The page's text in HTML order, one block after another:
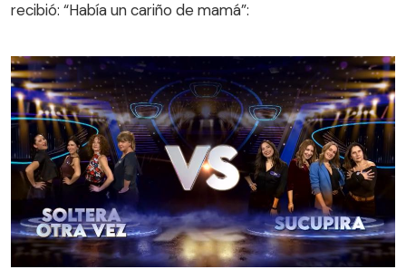
recibió: “Había un cariño de mamá”: